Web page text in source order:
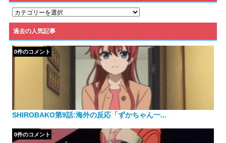
カ
ゴ
リ
ー
過去の人気記事
SHIROBAKO第9話:海外の反応「ずかちゃん一...
0件のコメント
0件のコメント